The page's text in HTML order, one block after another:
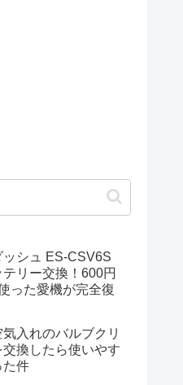
ッシュ ES-CSV6S
リー交換！600円
った愛機が完全復
気入れのバルブクリ
交換したら使いやす
た件